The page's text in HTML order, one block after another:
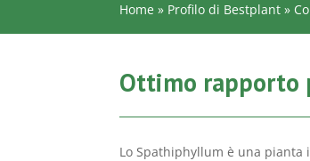
Home » Profilo di Bestplant »
Ottimo rapporto
Lo Spathiphyllum è una pianta